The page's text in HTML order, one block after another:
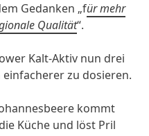
Gedanken „für mehr
Qualität“.
Kalt-Aktiv nun drei
zu dosieren.
kommt
Küche und löst Pril